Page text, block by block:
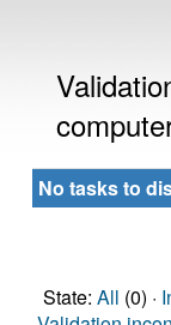
No tasks to
State: All (0) ·